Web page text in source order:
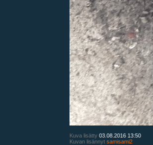
Kuva lisätty03.08.2016 13:50
Kuvan lisännyt samisami2